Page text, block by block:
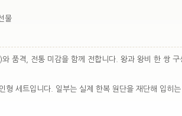
물
품격, 전통 미감을 함께 전합니다. 왕과 왕비 한 쌍
세트입니다. 일부는 실제 한복 원단을 재단해 입히